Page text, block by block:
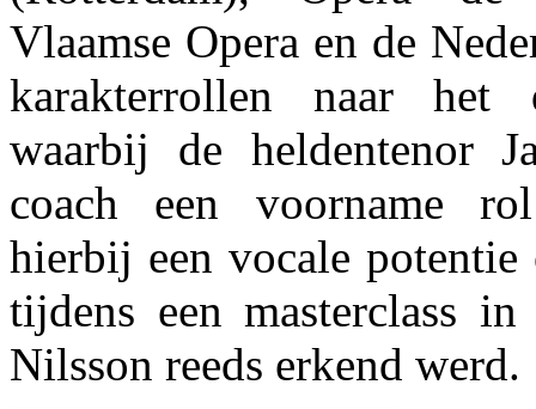
Vlaamse Opera en de
karakterrollen naar het
waarbij de heldentenor
coach een voorname
hierbij een vocale
tijdens een masterclass
Nilsson reeds erkend werd.